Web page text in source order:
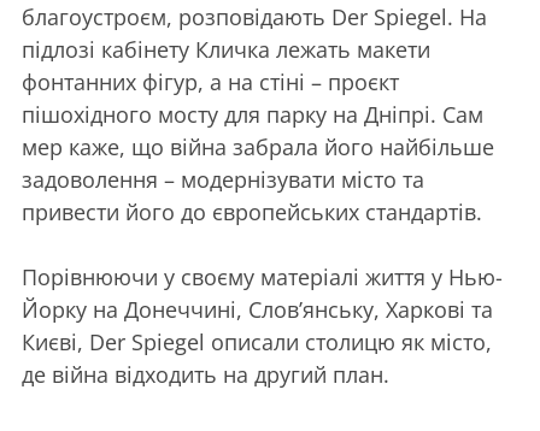
благоустроєм, розповідають Der Spiegel. На
підлозі кабінету Кличка лежать макети
фонтанних фігур, а на стіні – проєкт
пішохідного мосту для парку на Дніпрі. Сам
мер каже, що війна забрала його найбільше
задоволення – модернізувати місто та
привести його до європейських стандартів.
Порівнюючи у своєму матеріалі життя у Нью-
Йорку на Донеччині, Словʼянську, Харкові та
Києві, Der Spiegel описали столицю як місто,
де війна відходить на другий план.